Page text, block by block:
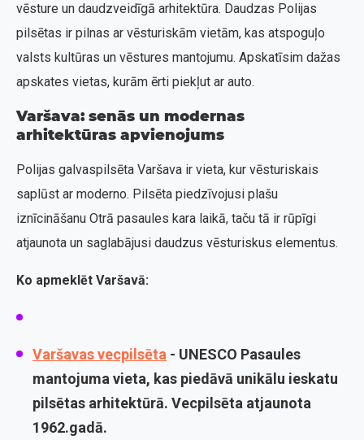
vēsture un daudzveidīgā arhitektūra. Daudzas Polijas
pilsētas ir pilnas ar vēsturiskām vietām, kas atspoguļo
valsts kultūras un vēstures mantojumu. Apskatīsim dažas
apskates vietas, kurām ērti piekļut ar auto.
Varšava: senās un modernas
arhitektūras apvienojums
Polijas galvaspilsēta Varšava ir vieta, kur vēsturiskais
saplūst ar moderno. Pilsēta piedzīvojusi plašu
iznīcināšanu Otrā pasaules kara laikā, taču tā ir rūpīgi
atjaunota un saglabājusi daudzus vēsturiskus elementus.
Ko apmeklēt Varšavā:
Varšavas vecpilsēta - UNESCO Pasaules
mantojuma vieta, kas piedāvā unikālu ieskatu
pilsētas arhitektūrā. Vecpilsēta atjaunota
1962.gadā.